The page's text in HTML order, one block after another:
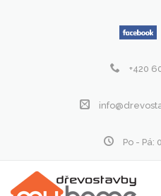
+420
Po - Pá: